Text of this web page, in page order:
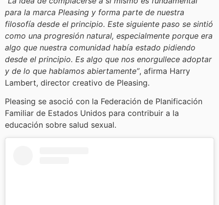
para la marca Pleasing y forma parte de nuestra
filosofía desde el principio. Este siguiente paso se sintió
como una progresión natural, especialmente porque era
algo que nuestra comunidad había estado pidiendo
desde el principio. Es algo que nos enorgullece adoptar
y de lo que hablamos abiertamente”, afirma Harry
Lambert, director creativo de Pleasing.
Pleasing se asoció con la Federación de Planificación
Familiar de Estados Unidos para contribuir a la
educación sobre salud sexual.